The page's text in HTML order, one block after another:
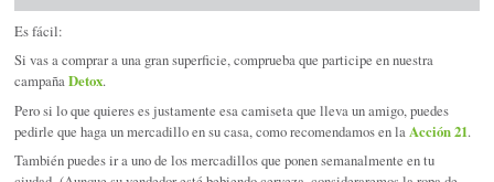
Es fácil:
Si vas a comprar a una gran superficie, comprueba que participe en nuestra
campañaDetox.
Pero si lo que quieres es justamente esa camiseta que lleva un amigo, puedes
pedirle que haga un mercadillo en su casa, como recomendamos en la Acción 21.
También puedes ir a uno de los mercadillos que ponen semanalmente en tu